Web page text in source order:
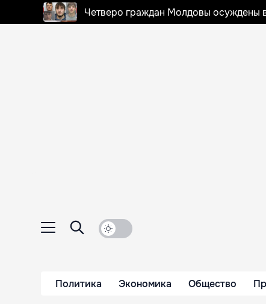
Четверо граждан Молдовы осуждены
Политика Экономика Общество